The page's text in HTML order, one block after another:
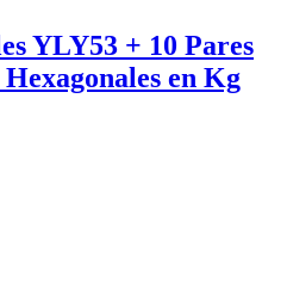
YLY53 + 10 Pares
en Kg